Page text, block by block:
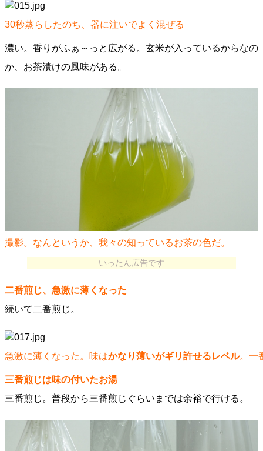
30秒蒸らしたのち、器に注いでよく混ぜる
濃い。香りがふぁ～っと広がる。玄米が入っているからなの
か、お茶漬けの風味がある。
撮影。なんというか、我々の知っているお茶の色だ。
いったん広告です
二番煎じ、急激に薄くなった
続いて二番煎じ。
急激に薄くなった。味はかなり薄いがギリ許せるレベル。一
三番煎じは味の付いたお湯
三番煎じ。普段から三番煎じぐらいまでは余裕で行ける。